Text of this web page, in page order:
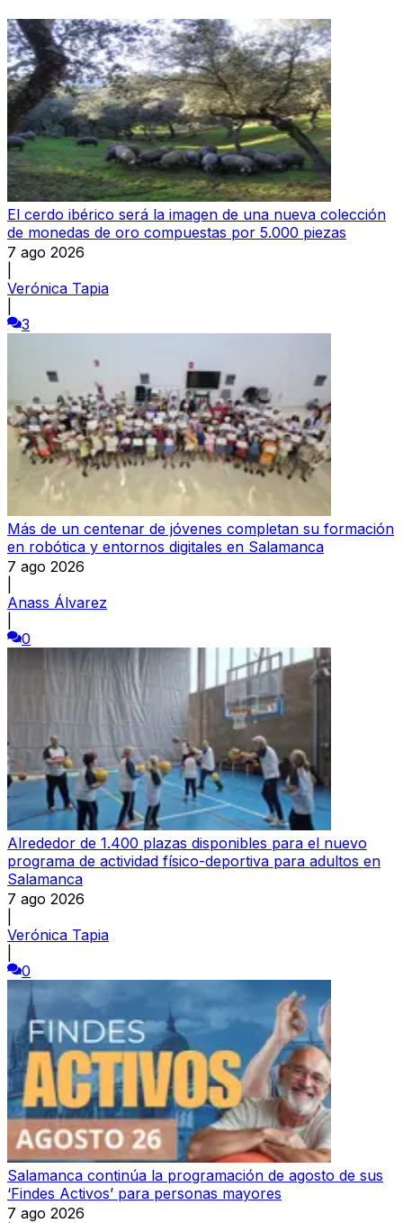
El cerdo ibérico será la imagen de una nueva colección
de monedas de oro compuestas por 5.000 piezas
7 ago 2026
Verónica Tapia
3
Más de un centenar de jóvenes completan su formación
en robótica y entornos digitales en Salamanca
7 ago 2026
Anass Álvarez
0
Alrededor de 1.400 plazas disponibles para el nuevo
programa de actividad físico-deportiva para adultos en
Salamanca
7 ago 2026
Verónica Tapia
0
Salamanca continúa la programación de agosto de sus
‘Findes Activos’ para personas mayores
7 ago 2026